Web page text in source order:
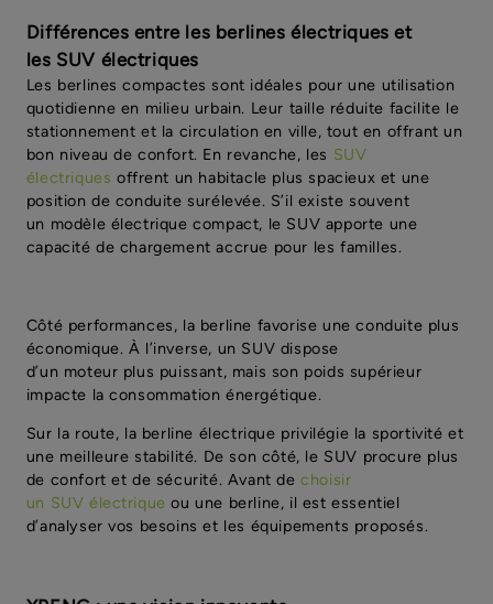
Différences entre les berlines électriques et
les SUV électriques
Les berlines compactes sont idéales pour une utilisation
quotidienne en milieu urbain. Leur taille réduite facilite le
stationnement et la circulation en ville, tout en offrant un
bon niveau de confort. En revanche, les SUV
électriques offrent un habitacle plus spacieux et une
position de conduite surélevée. S’il existe souvent
un modèle électrique compact, le SUV apporte une
capacité de chargement accrue pour les familles.
Côté performances, la berline favorise une conduite plus
économique. À l’inverse, un SUV dispose
d’un moteur plus puissant, mais son poids supérieur
impacte la consommation énergétique.
Sur la route, la berline électrique privilégie la sportivité et
une meilleure stabilité. De son côté, le SUV procure plus
de confort et de sécurité. Avant dechoisir
un SUV électrique ou une berline, il est essentiel
d’analyser vos besoins et les équipements proposés.